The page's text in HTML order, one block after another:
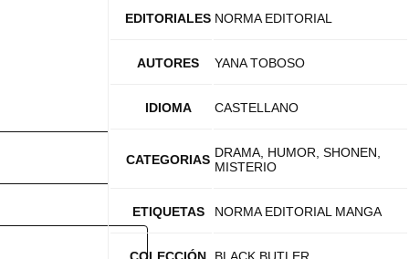
EDITORIALES NORMA EDITORIAL
AUTORES YANA TOBOSO
IDIOMA CASTELLANO
CATEGORIAS DRAMA, HUMOR, SHONEN,
MISTERIO
ETIQUETAS NORMA EDITORIAL MANGA